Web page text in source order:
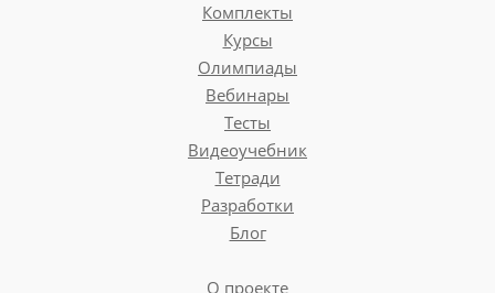
Комплекты
Курсы
Олимпиады
Вебинары
Тесты
Видеоучебник
Тетради
Разработки
Блог
О проекте